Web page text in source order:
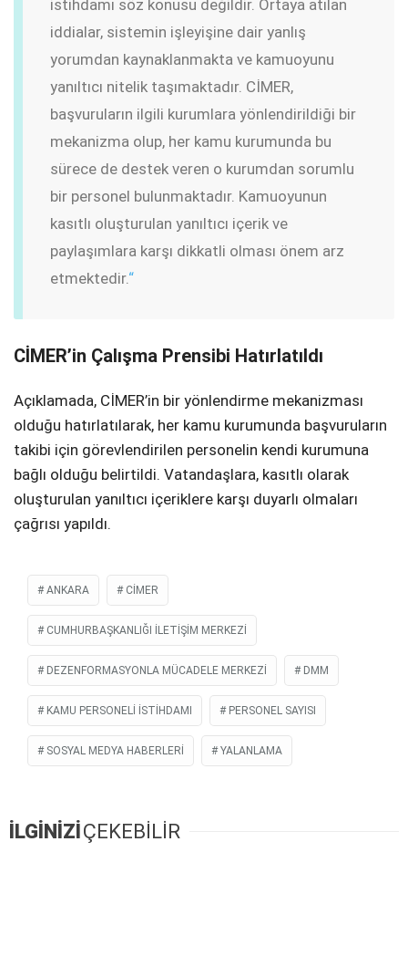
istihdamı söz konusu değildir. Ortaya atılan
iddialar, sistemin işleyişine dair yanlış
yorumdan kaynaklanmakta ve kamuoyunu
yanıltıcı nitelik taşımaktadır. CİMER,
başvuruların ilgili kurumlara yönlendirildiği bir
mekanizma olup, her kamu kurumunda bu
sürece de destek veren o kurumdan sorumlu
bir personel bulunmaktadır. Kamuoyunun
kasıtlı oluşturulan yanıltıcı içerik ve
paylaşımlara karşı dikkatli olması önem arz
etmektedir.“
CİMER’in Çalışma Prensibi Hatırlatıldı
Açıklamada, CİMER’in bir yönlendirme mekanizması
olduğu hatırlatılarak, her kamu kurumunda başvuruların
takibi için görevlendirilen personelin kendi kurumuna
bağlı olduğu belirtildi. Vatandaşlara, kasıtlı olarak
oluşturulan yanıltıcı içeriklere karşı duyarlı olmaları
çağrısı yapıldı.
ANKARA CİMER
CUMHURBAŞKANLIĞI İLETIŞIM MERKEZI
DEZENFORMASYONLA MÜCADELE MERKEZI DMM
KAMU PERSONELI ISTIHDAMI PERSONEL SAYISI
SOSYAL MEDYA HABERLERI YALANLAMA
İLGİNİZİÇEKEBİLİR